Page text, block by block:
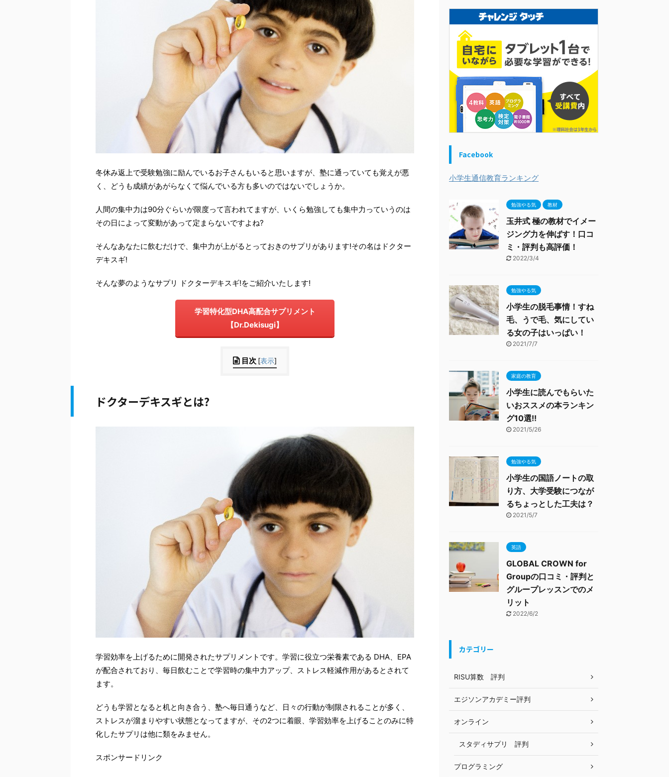
冬休み返上で受験勉強に励んでいるお子さんもいると思いますが、塾に通っていても覚えが悪
く、どうも成績があがらなくて悩んでいる方も多いのではないでしょうか。
人間の集中力は90分ぐらいが限度って言われてますが、いくら勉強しても集中力っていうのは
その日によって変動があって定まらないですよね?
そんなあなたに飲むだけで、集中力が上がるとっておきのサプリがあります!その名はドクター
デキスギ!
そんな夢のようなサプリ ドクターデキスギ!をご紹介いたします!
学習特化型DHA高配合サプリメント
【Dr.Dekisugi】
目次 [表示]
ドクターデキスギとは?
学習効率を上げるために開発されたサプリメントです。学習に役立つ栄養素である DHA、 EPA
が配合されており、毎日飲むことで学習時の集中力アップ、ストレス軽減作用があるとされて
ます。
どうも学習となると机と向き合う、塾へ毎日通うなど、日々の行動が制限されることが多く、
ストレスが溜まりやすい状態となってますが、その2つに着眼、学習効率を上げることのみに特
化したサプリは他に類をみません。
スポンサードリンク
Facebook
小学生通信教育ランキング
勉強やる気 教材
玉井式 極の教材でイメー
ジング力を伸ばす！口コ
ミ・評判も高評価！
2022/3/4
勉強やる気
小学生の脱毛事情！すね
毛、うで毛、気にしてい
る女の子はいっぱい！
2021/7/7
家庭の教育
小学生に読んでもらいた
いおススメの本ランキン
グ10選!!
2021/5/26
勉強やる気
小学生の国語ノートの取
り方、大学受験につなが
るちょっとした工夫は？
2021/5/7
英語
GLOBAL CROWN for
Groupの口コミ・評判と
グループレッスンでのメ
リット
2022/6/2
カテゴリー
RISU算数 評判
エジソンアカデミー評判
オンライン
スタディサプリ 評判
プログラミング